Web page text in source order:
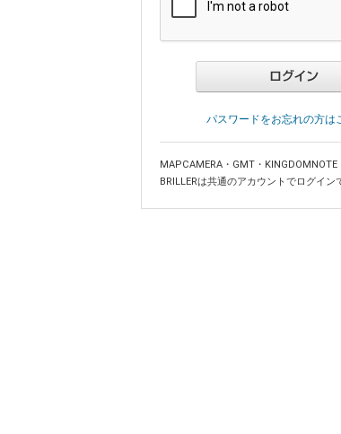
パスワードをお忘れの方は
MAPCAMERA・GMT・KINGDOMNOTE
BRILLERは共通のアカウントでログイン